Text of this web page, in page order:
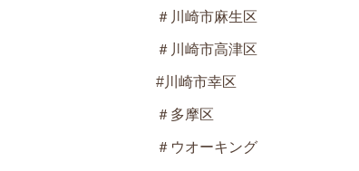
＃川崎市麻生区
＃川崎市高津区
#川崎市幸区
＃多摩区
＃ウオーキング